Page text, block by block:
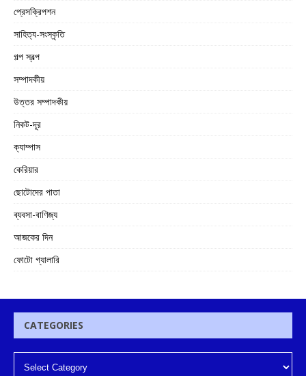
প্রেসক্রিপশন
সাহিত্য-সংস্কৃতি
গল্প স্বল্প
সম্পাদকীয়
উত্তর সম্পাদকীয়
নিকট-দূর
ক্যাম্পাস
কেরিয়ার
ছোটোদের পাতা
ব্যবসা-বাণিজ্য
আজকের দিন
ফোটো গ্যালারি
CATEGORIES